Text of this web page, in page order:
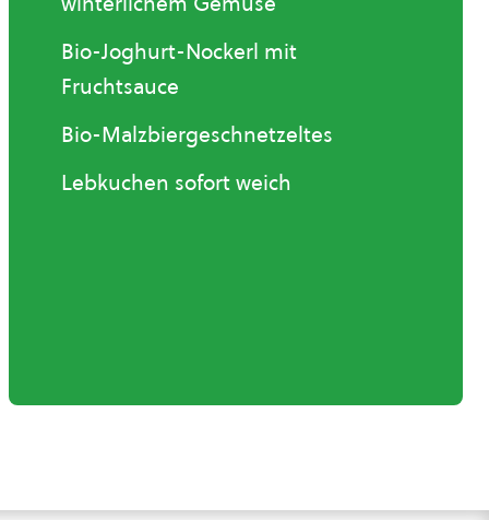
Bio-Joghurt-Nockerl mit
Fruchtsauce
Bio-Malzbiergeschnetzeltes
Lebkuchen sofort weich